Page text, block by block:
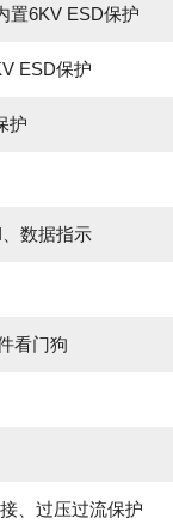
置6KV ESD保护
ESD保护
护
数据指示
看门狗
、过压过流保护